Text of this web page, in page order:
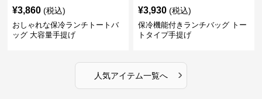
¥3,860 (税込)
おしゃれな保冷ランチトートバ
ッグ 大容量手提げ
¥3,930 (税込)
保冷機能付きランチバッグ トー
トタイプ手提げ
人気アイテム一覧へ ›